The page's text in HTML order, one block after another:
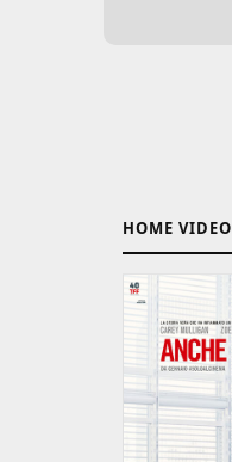
HOME VIDEO